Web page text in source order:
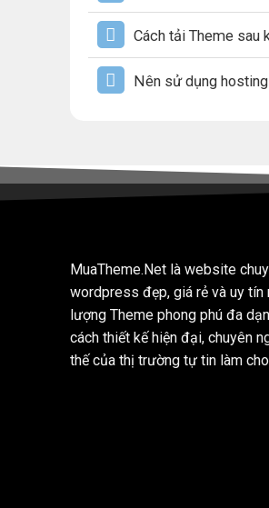
Cách tải Theme sau
Nên sử dụng
MuaTheme.Net là website
wordpress đẹp, giá rẻ và uy tín
lượng Theme phong phú đa
cách thiết kế hiện đại, chuyên
thế của thị trường tự tin làm